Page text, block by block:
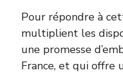
Pour répondre à
multiplient les
une promesse
France, et qui offre